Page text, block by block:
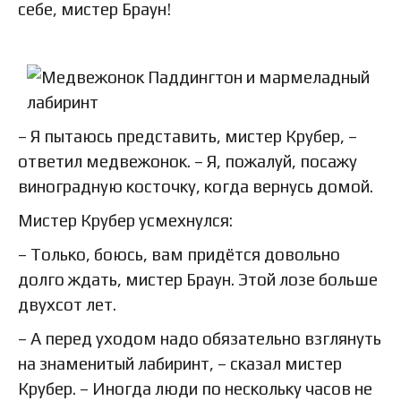
себе, мистер Браун!
– Я пытаюсь представить, мистер Крубер, –
ответил медвежонок. – Я, пожалуй, посажу
виноградную косточку, когда вернусь домой.
Мистер Крубер усмехнулся:
– Только, боюсь, вам придётся довольно
долго ждать, мистер Браун. Этой лозе больше
двухсот лет.
– А перед уходом надо обязательно взглянуть
на знаменитый лабиринт, – сказал мистер
Крубер. – Иногда люди по нескольку часов не